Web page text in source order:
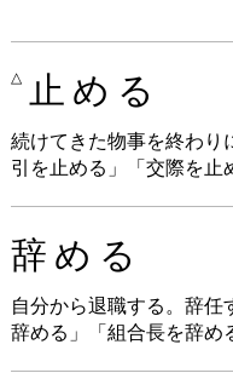
△ 止める
続けてきた物事を終わり
引を止める」「交際を止
辞める
自分から退職する。辞任
辞める」「組合長を辞め